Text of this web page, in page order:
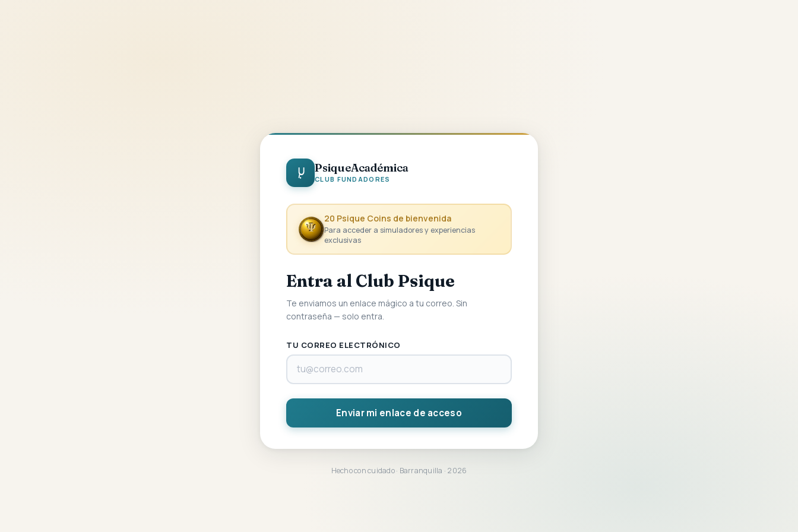
PsiqueAcadémica
CLUB FUNDADORES
20 Psique Coins de bienvenida
Para acceder a simuladores y experiencias
exclusivas
Entra al Club Psique
Te enviamos un enlace mágico a tu correo. Sin
contraseña — solo entra.
TU CORREO ELECTRÓNICO
Enviar mi enlace de acceso
Hecho con cuidado · Barranquilla · 2026